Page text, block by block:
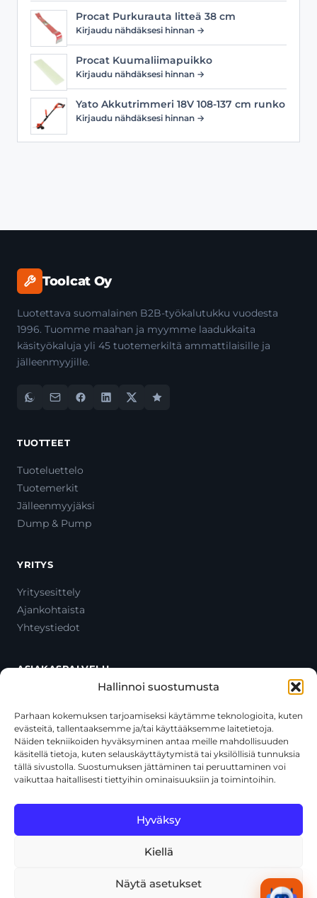
Hallinnoi suostumusta
Parhaan kokemuksen tarjoamiseksi käytämme teknologioita, kuten
evästeitä, tallentaaksemme ja/tai käyttääksemme laitetietoja.
Näiden tekniikoiden hyväksyminen antaa meille mahdollisuuden
käsitellä tietoja, kuten selauskäyttäytymistä tai yksilöllisiä tunnuksia
tällä sivustolla. Suostumuksen jättäminen tai peruuttaminen voi
vaikuttaa haitallisesti tiettyihin ominaisuuksiin ja toimintoihin.
Hyväksy
Kiellä
Näytä asetukset
Procat Purkurauta litteä 38 cm
Kirjaudu nähdäksesi hinnan →
Procat Kuumaliimapuikko
Kirjaudu nähdäksesi hinnan →
Yato Akkutrimmeri 18V 108-137 cm runko
Kirjaudu nähdäksesi hinnan →
Toolcat Oy
Luotettava suomalainen B2B-työkalutukku vuodesta
1996. Tuomme maahan ja myymme laadukkaita
käsityökaluja yli 45 tuotemerkiltä ammattilaisille ja
jälleenmyyjille.
TUOTTEET
Tuoteluettelo
Tuotemerkit
Jälleenmyyjäksi
Dump & Pump
YRITYS
Yritysesittely
Ajankohtaista
Yhteystiedot
ASIAKASPALVELU
Oma tili
Maksutavat
Toimitustavat
Usein kysytyt kysymykset
+358 44 270 3795
asiakaspalvelu@toolcat.fi
Käyttöehdot Tekoälyn käyttö